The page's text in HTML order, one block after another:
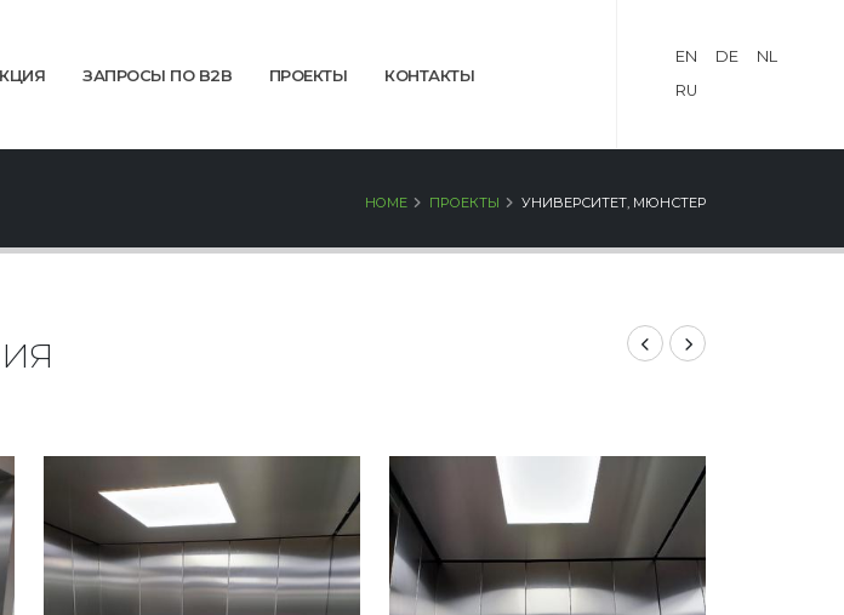
ЗАПРОСЫ ПО B2B ПРОЕКТЫ КОНТАКТЫ
EN DE
NL
RU
HOME ПРОЕКТЫ УНИВЕРСИТЕТ, МЮНСТЕР